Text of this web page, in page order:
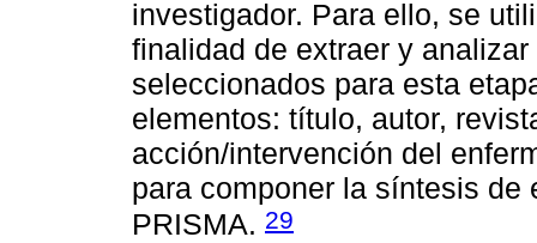
investigador. Para ello, se
finalidad de extraer y
seleccionados para esta
elementos: título, autor,
acción/intervención del
para componer la síntesis de
PRISMA. 29